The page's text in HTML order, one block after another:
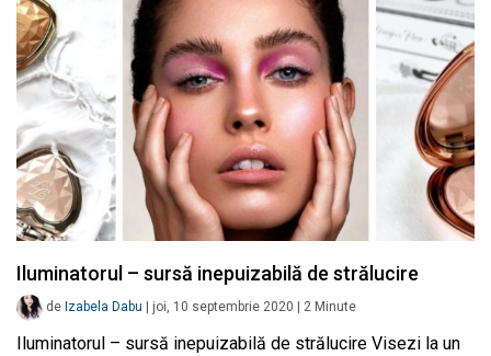
Iluminatorul – sursă inepuizabilă de strălucire
de Izabela Dabu joi, 10 septembrie 2020 2 Minute
Iluminatorul – sursă inepuizabilă de strălucire Visezi la un